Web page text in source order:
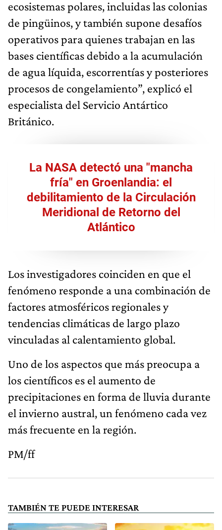
ecosistemas polares, incluidas las colonias
de pingüinos, y también supone desafíos
operativos para quienes trabajan en las
bases científicas debido a la acumulación
de agua líquida, escorrentías y posteriores
procesos de congelamiento”, explicó el
especialista del Servicio Antártico
Británico.
La NASA detectó una "mancha
fría" en Groenlandia: el
debilitamiento de la Circulación
Meridional de Retorno del
Atlántico
Los investigadores coinciden en que el
fenómeno responde a una combinación de
factores atmosféricos regionales y
tendencias climáticas de largo plazo
vinculadas al calentamiento global.
Uno de los aspectos que más preocupa a
los científicos es el aumento de
precipitaciones en forma de lluvia durante
el invierno austral, un fenómeno cada vez
más frecuente en la región.
PM/ff
TAMBIÉN TE PUEDE INTERESAR